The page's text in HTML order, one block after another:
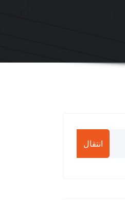
انتقال